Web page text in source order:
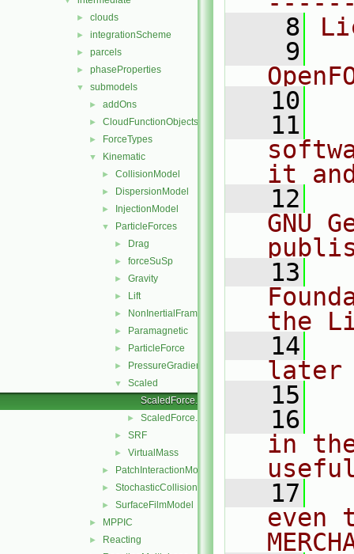
► clouds
► integrationScheme
► parcels
► phaseProperties
▼ submodels
► addOns
► CloudFunctionObjects
► ForceTypes
▼ Kinematic
► CollisionModel
► DispersionModel
► InjectionModel
▼ ParticleForces
► Drag
► forceSuSp
► Gravity
► Lift
► NonInertialFrame
► Paramagnetic
► ParticleForce
► PressureGradient
▼
Scaled
ScaledForce.C
► ScaledForce.H
► SRF
► VirtualMass
► PatchInteractionModel
► StochasticCollision
► SurfaceFilmModel
► MPPIC
► Reacting
    8
    9
   10
   11
it
   12
GNU
   13
the
   14
later
   15
   16
in
   17
even